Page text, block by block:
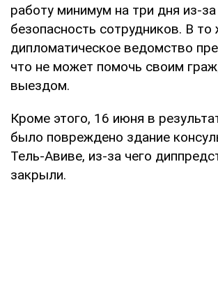
работу минимум на три дня из-
безопасность сотрудников. В
дипломатическое ведомство
что не может помочь своим
выездом.
Кроме этого, 16 июня в
было повреждено здание
Тель-Авиве, из-за чего
закрыли.